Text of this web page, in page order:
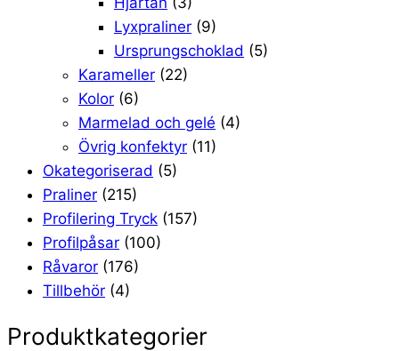
Lyxpraliner (9)
Ursprungschoklad (5)
Karameller (22)
Kolor (6)
Marmelad och gelé (4)
Övrig konfektyr (11)
Okategoriserad (5)
Praliner (215)
Profilering Tryck (157)
Profilpåsar (100)
Råvaror (176)
Tillbehör (4)
Produktkategorier